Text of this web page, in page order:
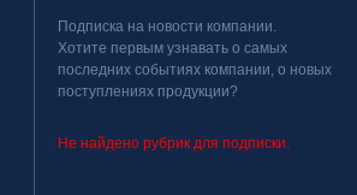
Подписка на новости компании.
Хотите первым узнавать о самых
последних событиях компании, о новых
поступлениях продукции?
Не найдено рубрик для подписки.